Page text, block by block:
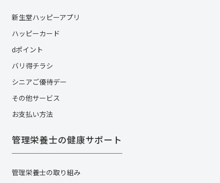
新生堂ハッピーアプリ
ハッピーカード​
dポイント
バリ得チラシ
シニアご優待デー
その他サービス​
お支払い方法
管理栄養士の健康サポート
管理栄養士の取り組み